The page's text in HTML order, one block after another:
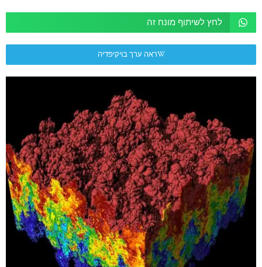
לחץ לשיתוף מונח זה
ראה ערך בויקיפדיה